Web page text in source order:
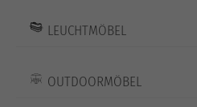
LEUCHTMÖBEL
OUTDOORMÖBEL